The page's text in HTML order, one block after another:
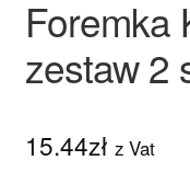
Foremka
zestaw 2
15.44zł z Vat